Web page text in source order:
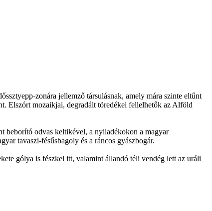
zonára jellemző társulásnak, amely mára szinte eltűnt
Elszórt mozaikjai, degradált töredékei fellelhetők az Alföld
beborító odvas keltikével, a nyiladékokon a magyar
tavaszi-fésűsbagoly és a ráncos gyászbogár.
gólya is fészkel itt, valamint állandó téli vendég lett az uráli